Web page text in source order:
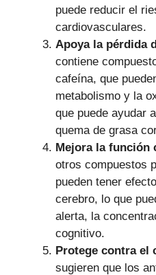
puede reducir el
cardiovasculares.
Apoya la pérdida
contiene
cafeína, que
metabolismo y la
que puede ayudar
quema de grasa
Mejora la función
otros compuestos
pueden tener
cerebro, lo que
alerta, la
cognitivo.
Protege contra el
sugieren que los